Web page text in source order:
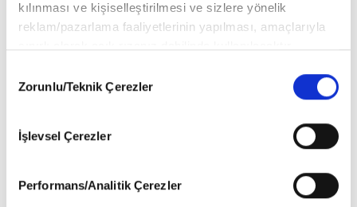
kılınması ve kişiselleştirilmesi ve sizlere yönelik
reklam/pazarlama faaliyetlerinin yapılması, amaçlarıyla
vasıtasıyla belirleyebilirsiniz. Çerezlere ilişkin detaylı bilgi
Çerez Bilgilendirme
6698 sayılı Kişisel Verilerin Korunması Kanunu uyarınca
okumak ve sitemizi ziyaretiniz kapsamında
gerçekleştirilen veri işleme faaliyetleri ile ilgili daha
Selection
Zorunlu/Teknik Çerezler
İşlevsel Çerezler
Performans/Analitik Çerezler